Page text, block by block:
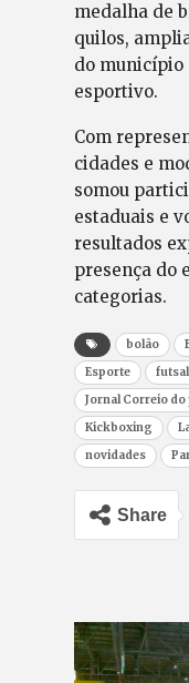
medalha de
quilos,
do município
esportivo.
Com
cidades e
somou
estaduais e
resultados
presença do
categorias.
bolão
Esporte
futsal
Jornal Correio do
Kickboxing
novidades
Share